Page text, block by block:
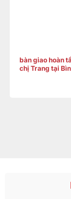
bàn giao hoàn
chị Trang tại